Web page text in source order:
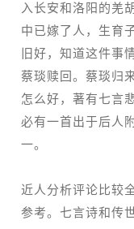
入长安和洛阳的羌
中已嫁了人，生育
旧好，知道这件事
蔡琰赎回。蔡琰归
怎么好，著有七言
必有一首出于后人
一。
近人分析评论比较
参考。七言诗和传